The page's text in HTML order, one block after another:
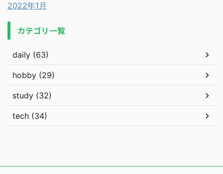
2022年1月
カテゴリ一覧
daily (63)
hobby (29)
study (32)
tech (34)